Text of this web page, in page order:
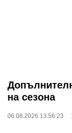
на сезона
06.08.2026 13:56:23